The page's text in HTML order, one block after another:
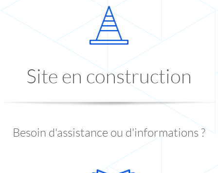
Site en construction
Besoin d'assistance ou d'informations ?